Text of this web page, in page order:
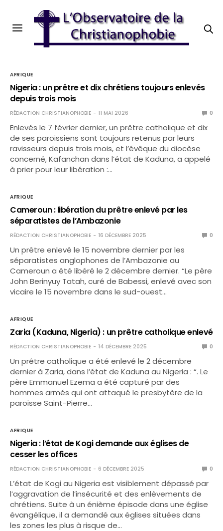
AFRIQUE
Nigeria : un prêtre et dix chrétiens toujours enlevés
depuis trois mois
RÉDACTION CHRISTIANOPHOBIE 11 MAI 2026 0
Enlevés le 7 février dernier, un prêtre catholique et dix
de ses paroissiens sont toujours retenus par leurs
ravisseurs depuis trois mois, et l’évêque du diocèse
concerné, Kafanchan dans l’état de Kaduna, a appelé
à prier pour leur libération :…
AFRIQUE
Cameroun : libération du prêtre enlevé par les
séparatistes de l’Ambazonie
RÉDACTION CHRISTIANOPHOBIE 16 DÉCEMBRE 2025 0
Un prêtre enlevé le 15 novembre dernier par les
séparatistes anglophones de l’Ambazonie au
Cameroun a été libéré le 2 décembre dernier. “Le père
John Berinyuy Tatah, curé de Babessi, enlevé avec son
vicaire le 15 novembre dans le sud-ouest…
AFRIQUE
Zaria (Kaduna, Nigeria) : un prêtre catholique enlevé
RÉDACTION CHRISTIANOPHOBIE 14 DÉCEMBRE 2025 0
Un prêtre catholique a été enlevé le 2 décembre
dernier à Zaria, dans l’état de Kaduna au Nigeria : “. Le
père Emmanuel Ezema a été capturé par des
hommes armés qui ont attaqué le presbytère de la
paroisse Saint-Pierre…
AFRIQUE
Nigeria : l’état de Kogi demande aux églises de
cesser les offices
RÉDACTION CHRISTIANOPHOBIE 6 DÉCEMBRE 2025 0
L’état de Kogi au Nigeria est visiblement dépassé par
l’aggravation de l’insécurité et des enlèvements de
chrétiens. Suite à un énième épisode dans une église
évangélique, il a demandé aux églises situées dans
les zones les plus à risque de…